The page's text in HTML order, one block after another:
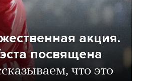
акция.
посвящена
что это